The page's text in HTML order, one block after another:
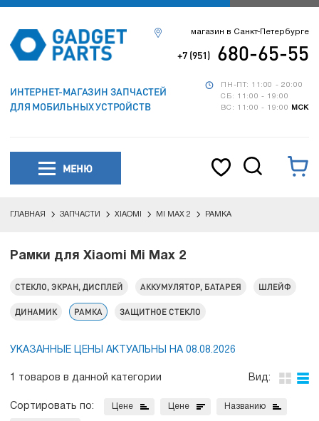
ИНТЕРНЕТ-МАГАЗИН ЗАПЧАСТЕЙ
ДЛЯ МОБИЛЬНЫХ УСТРОЙСТВ
ПН-ПТ: 11:00 - 20:00
СБ: 11:00 - 19:00
ВС: 11:00 - 19:00
МСК
магазин в Санкт-Петербурге
+7 (951) 680-65-55
МЕНЮ
ГЛАВНАЯ ЗАПЧАСТИ XIAOMI MI MAX 2 РАМКА
Рамки для Xiaomi Mi Max 2
СТЕКЛО, ЭКРАН, ДИСПЛЕЙ АККУМУЛЯТОР, БАТАРЕЯ ШЛЕЙФ
ДИНАМИК РАМКА ЗАЩИТНОЕ СТЕКЛО
УКАЗАННЫЕ ЦЕНЫ АКТУАЛЬНЫ НА 08.08.2026
1 товаров в данной категории Вид:
Сортировать по: Цене Цене Названию